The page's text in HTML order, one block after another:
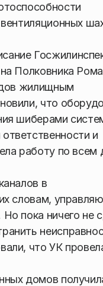
Полковника
жилищным
что
шиберами
и
работу по всем
в
словам,
пока ничего не
что УК
домов